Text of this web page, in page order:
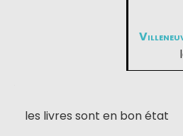
les livres sont en bon état